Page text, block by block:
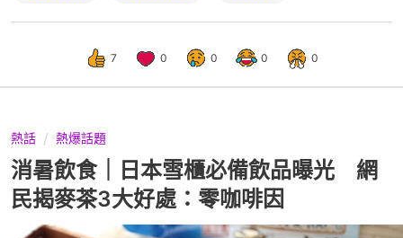
7 0 0 0 0
熱話 熱爆話題
消暑飲食｜日本雪櫃必備飲品曝光 網
民揭麥茶3大好處：零咖啡因